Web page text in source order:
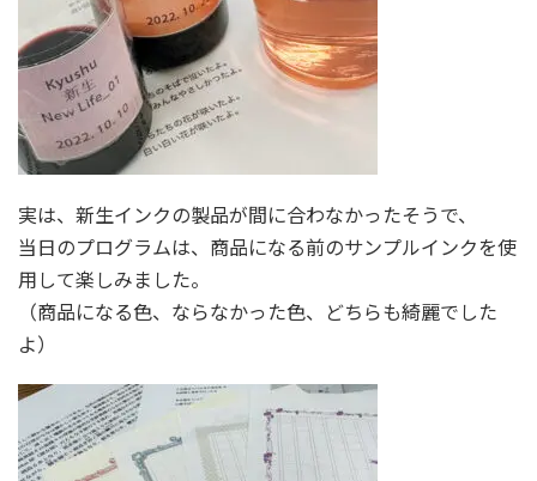
実は、新生インクの製品が間に合わなかったそうで、
当日のプログラムは、商品になる前のサンプルインクを使
用して楽しみました。
（商品になる色、ならなかった色、どちらも綺麗でした
よ）